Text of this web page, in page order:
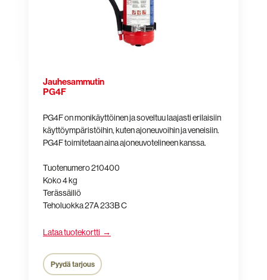
Jauhesammutin
PG4F
PG4F on monikäyttöinen ja soveltuu laajasti erilaisiin
käyttöympäristöihin, kuten ajoneuvoihin ja veneisiin.
PG4F toimitetaan aina ajoneuvotelineen kanssa.
Tuotenumero 210400
Koko 4 kg
Terässäiliö
Teholuokka 27A 233B C
Lataa tuotekortti →
Pyydä tarjous